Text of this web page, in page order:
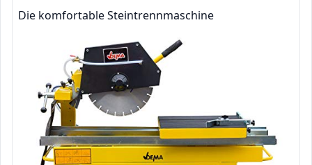
Die komfortable Steintrennmaschine